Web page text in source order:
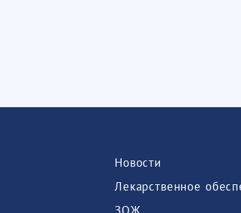
Новости
Лекарственное